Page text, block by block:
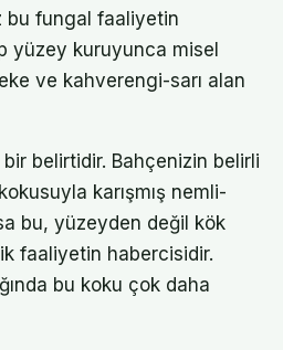
bu fungal faaliyetin
yüzey kuruyunca misel
ve kahverengi-sarı alan
belirtidir. Bahçenizin belirli
karışmış nemli-
bu, yüzeyden değil kök
faaliyetin habercisidir.
bu koku çok daha